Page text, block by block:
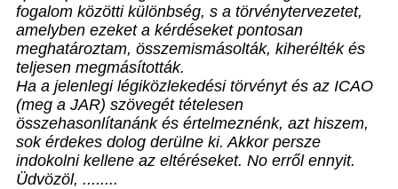
fogalom közötti különbség, s a törvénytervezetet,
amelyben ezeket a kérdéseket pontosan
meghatároztam, összemismásolták, kiherélték és
teljesen megmásították.
Ha a jelenlegi légiközlekedési törvényt és az ICAO
(meg a JAR) szövegét tételesen
összehasonlítanánk és értelmeznénk, azt hiszem,
sok érdekes dolog derülne ki. Akkor persze
indokolni kellene az eltéréseket. No erről ennyit.
Üdvözöl, ........